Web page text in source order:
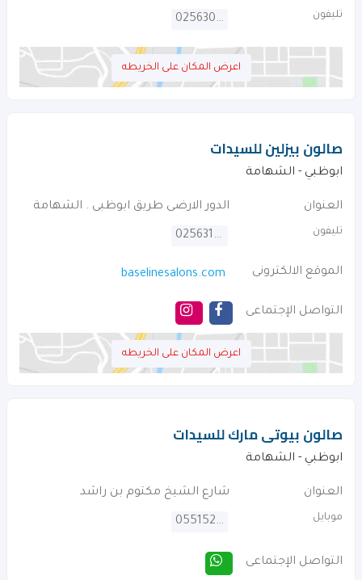
تليفون 025630203
اعرض المكان على الخريطه
صالون بيزلين للسيدات
ابوظبي - الشهامة
العنوان الدور الارضى طريق ابوظبى . الشهامة
تليفون 025631717
الموقع الالكترونى baselinesalons.com
التواصل الإجتماعى
اعرض المكان على الخريطه
صالون بيوتى مارك للسيدات
ابوظبي - الشهامة
العنوان شارع الشيخ مكتوم بن راشد
موبايل 0551522994
التواصل الإجتماعى